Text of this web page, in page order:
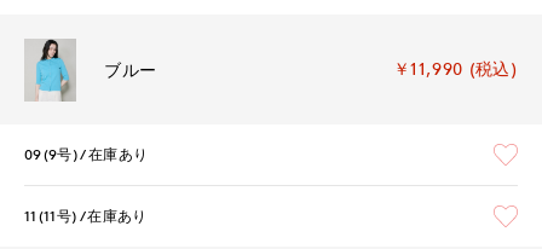
ブルー ￥11,990 (税込)
09(9号) 在庫あり
11(11号) 在庫あり